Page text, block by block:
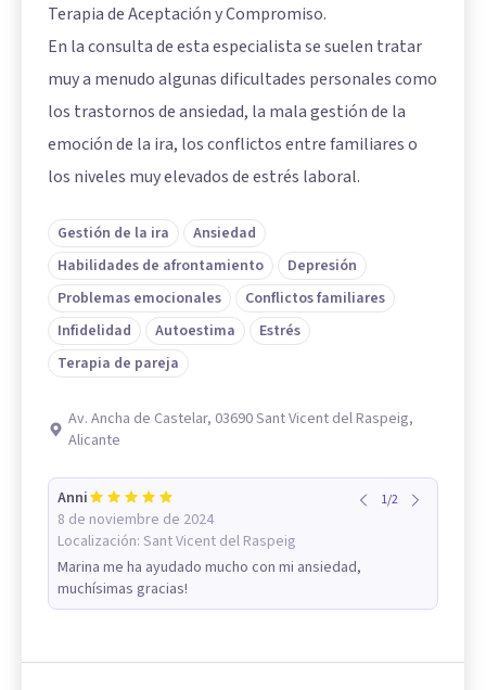
Terapia de Aceptación y Compromiso.
En la consulta de esta especialista se suelen tratar
muy a menudo algunas dificultades personales como
los trastornos de ansiedad, la mala gestión de la
emoción de la ira, los conflictos entre familiares o
los niveles muy elevados de estrés laboral.
Gestión de la ira
Ansiedad
Habilidades de afrontamiento
Depresión
Problemas emocionales
Conflictos familiares
Infidelidad
Autoestima
Estrés
Terapia de pareja
Av. Ancha de Castelar, 03690 Sant Vicent del Raspeig,
Alicante
Anni
8 de noviembre de 2024
Localización: Sant Vicent del Raspeig
1/2
Marina me ha ayudado mucho con mi ansiedad,
muchísimas gracias!